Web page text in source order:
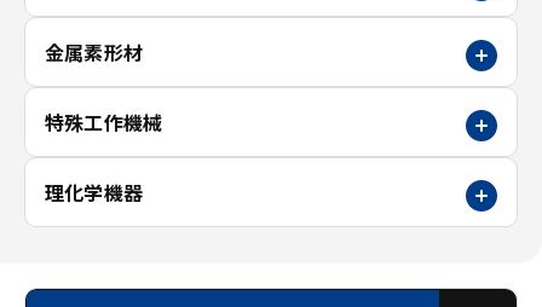
金属素形材
特殊工作機械
理化学機器